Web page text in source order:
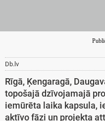
Db.lv
Rīgā, Ķengaragā,
topošajā dzīvojamajā
iemūrēta laika kapsula,
aktīvo fāzi un projekta